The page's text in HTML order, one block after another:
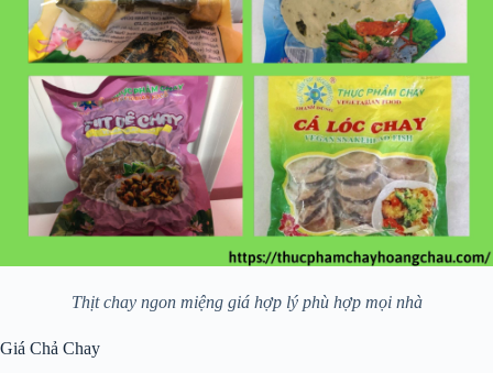
Thịt chay ngon miệng giá hợp lý phù hợp mọi nhà
Giá Chả Chay